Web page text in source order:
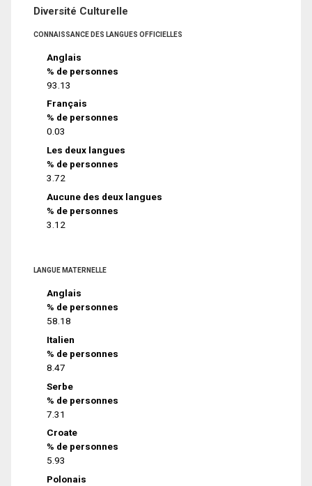
Diversité Culturelle
CONNAISSANCE DES LANGUES OFFICIELLES
Anglais
% de personnes
93.13
Français
% de personnes
0.03
Les deux langues
% de personnes
3.72
Aucune des deux langues
% de personnes
3.12
LANGUE MATERNELLE
Anglais
% de personnes
58.18
Italien
% de personnes
8.47
Serbe
% de personnes
7.31
Croate
% de personnes
5.93
Polonais